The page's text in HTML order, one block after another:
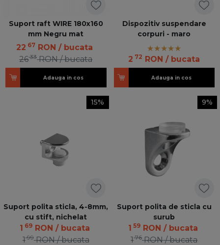
Suport raft WIRE 180x160
mm Negru mat
22 67 RON / bucata
2633 RON / bucata
Adauga in cos
Dispozitiv suspendare
corpuri - maro
2 72 RON / bucata
Adauga in cos
15%
Suport polita sticla, 4-8mm,
cu stift, nichelat
1 69 RON / bucata
199 RON / bucata
9%
Suport polita de sticla cu
surub
1 59 RON / bucata
176 RON / bucata